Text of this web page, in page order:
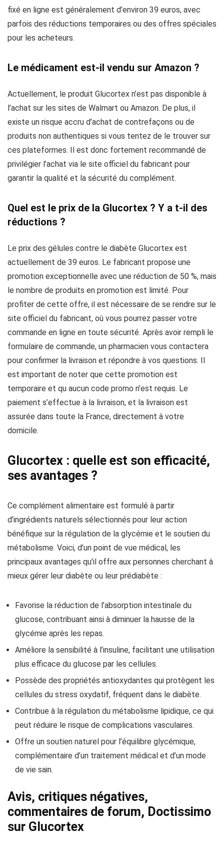
fixé en ligne est généralement d’environ 39 euros, avec
parfois des réductions temporaires ou des offres spéciales
pour les acheteurs.
Le médicament est-il vendu sur Amazon ?
Actuellement, le produit Glucortex n’est pas disponible à
l’achat sur les sites de Walmart ou Amazon. De plus, il
existe un risque accru d’achat de contrefaçons ou de
produits non authentiques si vous tentez de le trouver sur
ces plateformes. Il est donc fortement recommandé de
privilégier l’achat via le site officiel du fabricant pour
garantir la qualité et la sécurité du complément.
Quel est le prix de la Glucortex ? Y a t-il des
réductions ?
Le prix des gélules contre le diabète Glucortex est
actuellement de 39 euros. Le fabricant propose une
promotion exceptionnelle avec une réduction de 50 %, mais
le nombre de produits en promotion est limité. Pour
profiter de cette offre, il est nécessaire de se rendre sur le
site officiel du fabricant, où vous pourrez passer votre
commande en ligne en toute sécurité. Après avoir rempli le
formulaire de commande, un pharmacien vous contactera
pour confirmer la livraison et répondre à vos questions. Il
est important de noter que cette promotion est
temporaire et qu aucun code promo n’est requis. Le
paiement s’effectue à la livraison, et la livraison est
assurée dans toute la France, directement à votre
domicile.
Glucortex : quelle est son efficacité,
ses avantages ?
Ce complément alimentaire est formulé à partir
d’ingrédients naturels sélectionnés pour leur action
bénéfique sur la régulation de la glycémie et le soutien du
métabolisme. Voici, d’un point de vue médical, les
principaux avantages qu’il offre aux personnes cherchant à
mieux gérer leur diabète ou leur prédiabète :
Favorise la réduction de l’absorption intestinale du
glucose, contribuant ainsi à diminuer la hausse de la
glycémie après les repas.
Améliore la sensibilité à l’insuline, facilitant une utilisation
plus efficace du glucose par les cellules.
Possède des propriétés antioxydantes qui protègent les
cellules du stress oxydatif, fréquent dans le diabète.
Contribue à la régulation du métabolisme lipidique, ce qui
peut réduire le risque de complications vasculaires.
Offre un soutien naturel pour l’équilibre glycémique,
complémentaire d’un traitement médical et d’un mode
de vie sain.
Avis, critiques négatives,
commentaires de forum, Doctissimo
sur Glucortex